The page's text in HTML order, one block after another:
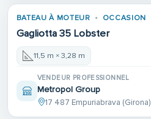
BATEAU À MOTEUR OCCASION
Gagliotta 35 Lobster
11,5 m × 3,28 m
VENDEUR PROFESSIONNEL
Metropol Group
17 487 Empuriabrava (Girona)